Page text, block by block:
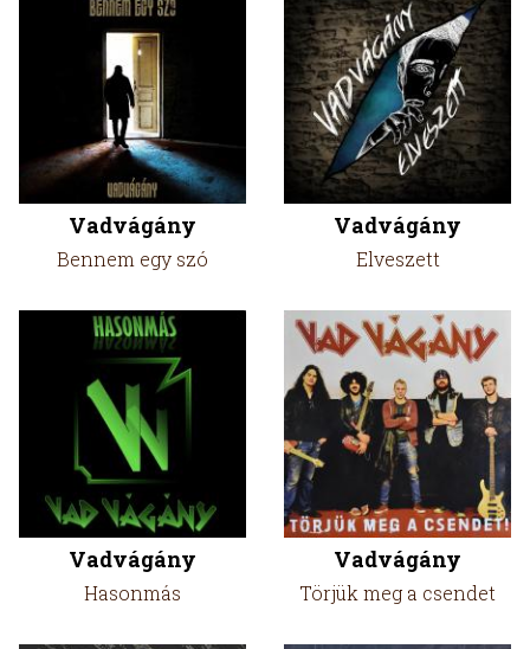
Vadvágány
Bennem egy szó
Vadvágány
Elveszett
Vadvágány
Hasonmás
Vadvágány
Törjük meg a csendet